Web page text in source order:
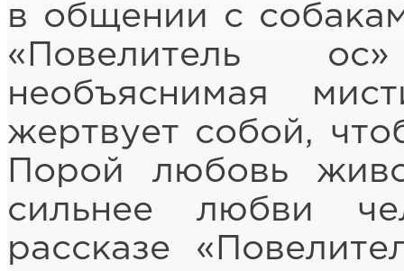
в общении с
«Повелитель
необъяснимая
жертвует собой,
Порой любовь
сильнее любви
рассказе